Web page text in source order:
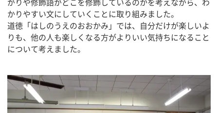
がりや修飾語がどこを修飾しているのかを考えながら、わ
かりやすい文にしていくことに取り組みました。
道徳「はしのうえのおおかみ」では、自分だけが楽しいよ
りも、他の人も楽しくなる方がよりいい気持ちになること
について考えました。